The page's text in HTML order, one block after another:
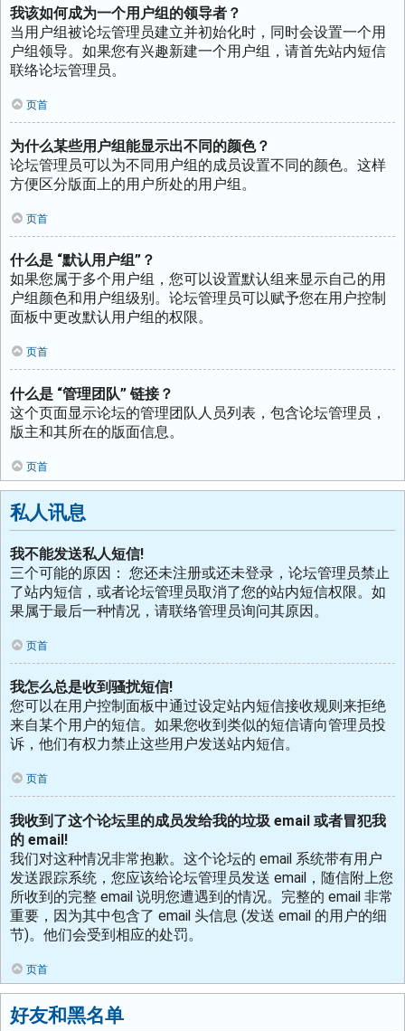
我该如何成为一个用户组的领导者？
当用户组被论坛管理员建立并初始化时，同时会设置一个用
户组领导。如果您有兴趣新建一个用户组，请首先站内短信
联络论坛管理员。
页首
为什么某些用户组能显示出不同的颜色？
论坛管理员可以为不同用户组的成员设置不同的颜色。这样
方便区分版面上的用户所处的用户组。
页首
什么是 “默认用户组”？
如果您属于多个用户组，您可以设置默认组来显示自己的用
户组颜色和用户组级别。论坛管理员可以赋予您在用户控制
面板中更改默认用户组的权限。
页首
什么是 “管理团队” 链接？
这个页面显示论坛的管理团队人员列表，包含论坛管理员，
版主和其所在的版面信息。
页首
私人讯息
我不能发送私人短信!
三个可能的原因： 您还未注册或还未登录，论坛管理员禁止
了站内短信，或者论坛管理员取消了您的站内短信权限。如
果属于最后一种情况，请联络管理员询问其原因。
页首
我怎么总是收到骚扰短信!
您可以在用户控制面板中通过设定站内短信接收规则来拒绝
来自某个用户的短信。如果您收到类似的短信请向管理员投
诉，他们有权力禁止这些用户发送站内短信。
页首
我收到了这个论坛里的成员发给我的垃圾 email 或者冒犯我
的 email!
我们对这种情况非常抱歉。这个论坛的 email 系统带有用户
发送跟踪系统，您应该给论坛管理员发送 email，随信附上您
所收到的完整 email 说明您遭遇到的情况。完整的 email 非常
重要，因为其中包含了 email 头信息 (发送 email 的用户的细
节)。他们会受到相应的处罚。
页首
好友和黑名单